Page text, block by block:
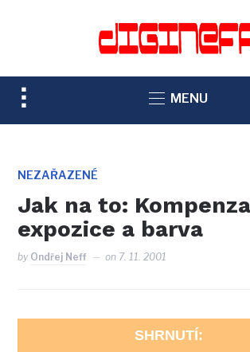
TOGGLE
SIDEBAR
NAVIGATION
MENU
NEZAŘAZENÉ
Jak na to:
expozice a barva
by Ondřej Neff on 7. 11. 2001
SHRNUTÍ: